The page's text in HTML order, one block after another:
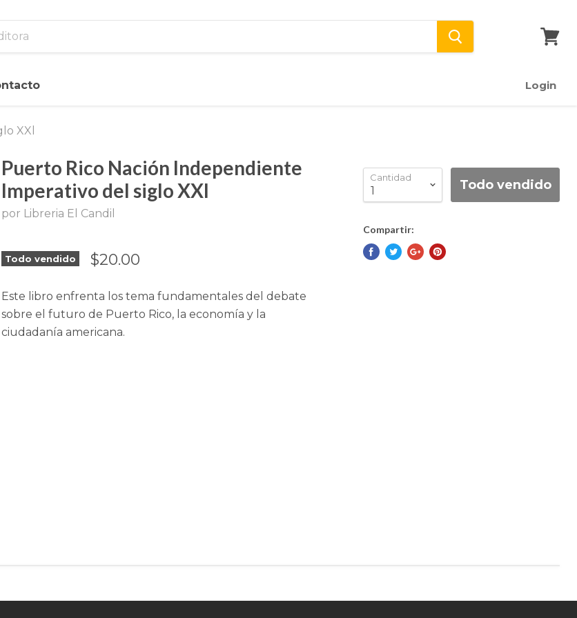
Login
XXl
Puerto Rico Nación Independiente
Imperativo del siglo XXl
por Libreria El Candil
Todo vendido $20.00
Este libro enfrenta los tema fundamentales del debate
sobre el futuro de Puerto Rico, la economía y la
ciudadanía americana.
Cantidad Todo vendido
Compartir: